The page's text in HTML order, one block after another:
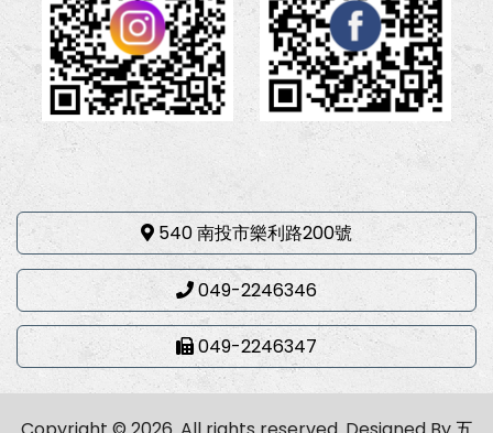
540 南投市樂利路200號
049-2246346
049-2246347